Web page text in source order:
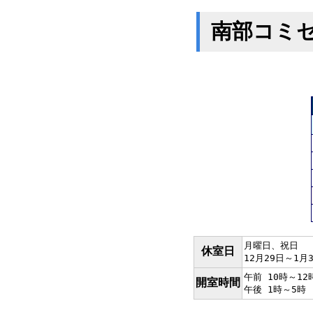
南部コミ
休室日
月曜日、祝日
12月29日～1月
開室時間 午前 10時～12
午後 1時～5時